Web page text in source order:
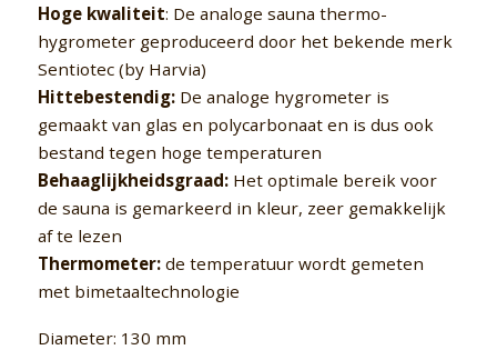
Hoge kwaliteit: De analoge sauna thermo-
hygrometer geproduceerd door het bekende merk
Sentiotec (by Harvia)
Hittebestendig: De analoge hygrometer is
gemaakt van glas en polycarbonaat en is dus ook
bestand tegen hoge temperaturen
Behaaglijkheidsgraad: Het optimale bereik voor
de sauna is gemarkeerd in kleur, zeer gemakkelijk
af te lezen
Thermometer: de temperatuur wordt gemeten
met bimetaaltechnologie
Diameter: 130 mm